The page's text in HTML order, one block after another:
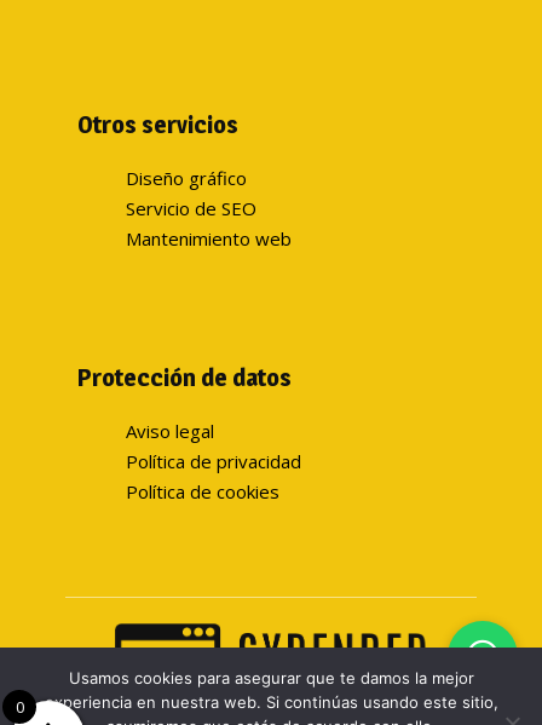
Otros servicios
Diseño gráfico
Servicio de SEO
Mantenimiento web
Protección de datos
Aviso legal
Política de privacidad
Política de cookies
0
Usamos cookies para asegurar que te damos la mejor
experiencia en nuestra web. Si continúas usando este sitio,